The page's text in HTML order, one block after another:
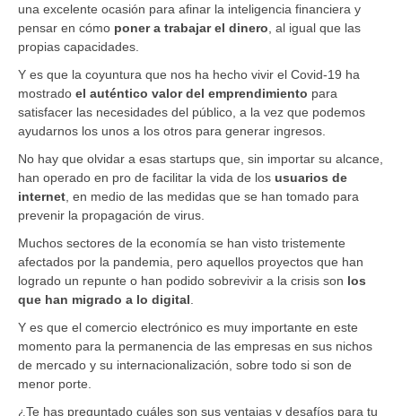
una excelente ocasión para afinar la inteligencia financiera y
pensar en cómo ​ poner a trabajar el dinero ​, al igual que las
propias capacidades.
Y es que la coyuntura que nos ha hecho vivir el Covid-19 ha
mostrado ​ el auténtico valor del emprendimiento para
satisfacer las necesidades del público, a la vez que podemos
ayudarnos los unos a los otros para generar ingresos.
No hay que olvidar a esas startups que, sin importar su alcance,
han operado en pro de facilitar la vida de los usuarios de
internet , en medio de las medidas que se han tomado para
prevenir la propagación de virus.
Muchos sectores de la economía se han visto tristemente
afectados por la pandemia, pero aquellos proyectos que han
logrado un repunte o han podido sobrevivir a la crisis son los
que han migrado a lo digital
Y es que el comercio electrónico es muy importante en este
momento para la permanencia de las empresas en sus nichos
de mercado y su internacionalización, sobre todo si son de
menor porte.
¿Te has preguntado cuáles son sus ventajas y desafíos para tu